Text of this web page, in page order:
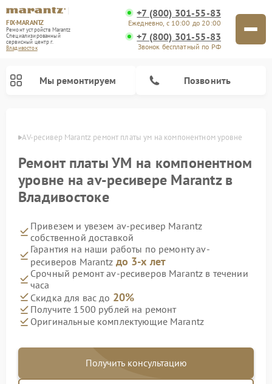
FIX-MARANTZ
Ремонт устройств Marantz
Специализированный
cервисный центр г.
Владивосток
+7 (800) 301-55-83
Ежедневно, с 10:00 до 20:00
+7 (800) 301-55-83
Звонок бесплатный по РФ
Мы ремонтируем Позвонить
AV-ресивер Marantz ремонт платы ум на компонентном уровне
Ремонт платы УМ на компонентном
уровне на av-ресивере Marantz в
Владивостоке
Привезем и увезем av-ресивер Marantz
собственной доставкой
Гарантия на наши работы по ремонту av-
ресиверов Marantz до 3-х лет
Срочный ремонт av-ресиверов Marantz в течении
часа
Скидка для вас до 20%
Получите 1500 рублей на ремонт
Оригинальные комплектующие Marantz
Получить консультацию